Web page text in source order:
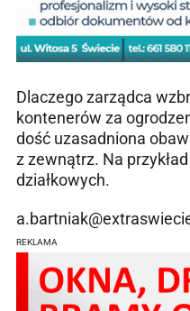
Dlaczego zarządca
kontenerów za
dość uzasadniona
z zewnątrz. Na
działkowych.
REKLAMA